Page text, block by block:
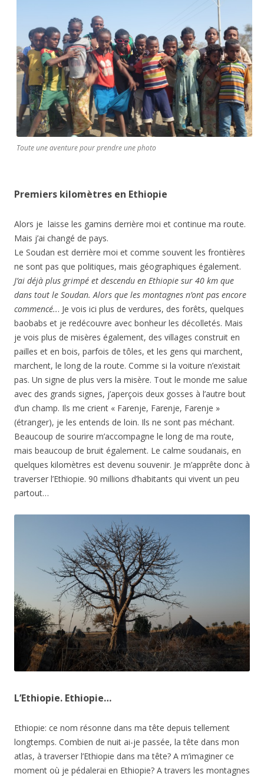
Toute une aventure pour prendre une photo
Premiers kilomètres en Ethiopie
Alors je laisse les gamins derrière moi et continue ma route.
Mais j’ai changé de pays.
Le Soudan est derrière moi et comme souvent les frontières
ne sont pas que politiques, mais géographiques également.
J’ai déjà plus grimpé et descendu en Ethiopie sur 40 km que
dans tout le Soudan. Alors que les montagnes n’ont pas encore
commencé... Je vois ici plus de verdures, des forêts, quelques
baobabs et je redécouvre avec bonheur les décolletés. Mais
je vois plus de misères également, des villages construit en
pailles et en bois, parfois de tôles, et les gens qui marchent,
marchent, le long de la route. Comme si la voiture n’existait
pas. Un signe de plus vers la misère. Tout le monde me salue
avec des grands signes, j’aperçois deux gosses à l’autre bout
d’un champ. Ils me crient « Farenje, Farenje, Farenje »
(étranger), je les entends de loin. Ils ne sont pas méchant.
Beaucoup de sourire m’accompagne le long de ma route,
mais beaucoup de bruit également. Le calme soudanais, en
quelques kilomètres est devenu souvenir. Je m’apprête donc à
traverser l’Ethiopie. 90 millions d’habitants qui vivent un peu
partout…
L’Ethiopie. Ethiopie…
Ethiopie: ce nom résonne dans ma tête depuis tellement
longtemps. Combien de nuit ai-je passée, la tête dans mon
atlas, à traverser l’Ethiopie dans ma tête? A m’imaginer ce
moment où je pédalerai en Ethiopie? A travers les montagnes